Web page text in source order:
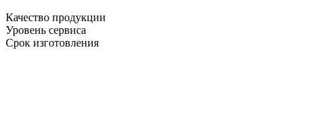
Качество продукции
Уровень сервиса
Срок изготовления